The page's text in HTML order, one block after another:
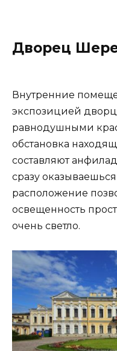
Дворец
Внутренние
экспозицией
равнодушными
обстановка
составляют
сразу
расположение
освещенность
очень светло.